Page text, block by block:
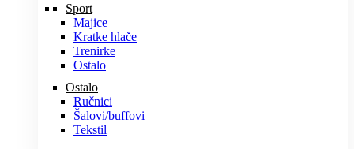
Sport
Majice
Kratke hlače
Trenirke
Ostalo
Ostalo
Ručnici
Šalovi/buffovi
Tekstil